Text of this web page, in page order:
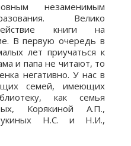
незаменимым
Велико
книги на
В первую очередь в
лет приучаться к
и папа не читают, то
негативно. У нас в
семей, имеющих
как семья
Корякиной А.П.,
Н.С. и Н.И.,